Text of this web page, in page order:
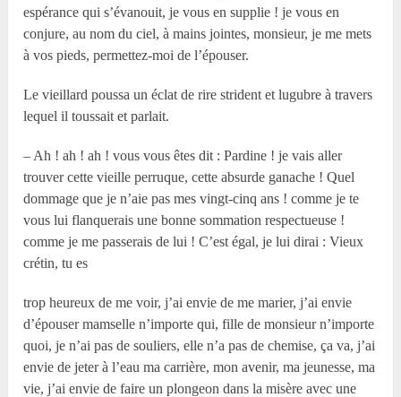
espérance qui s’évanouit, je vous en supplie ! je vous en
conjure, au nom du ciel, à mains jointes, monsieur, je me mets
à vos pieds, permettez-moi de l’épouser.
Le vieillard poussa un éclat de rire strident et lugubre à travers
lequel il toussait et parlait.
– Ah ! ah ! ah ! vous vous êtes dit : Pardine ! je vais aller
trouver cette vieille perruque, cette absurde ganache ! Quel
dommage que je n’aie pas mes vingt-cinq ans ! comme je te
vous lui flanquerais une bonne sommation respectueuse !
comme je me passerais de lui ! C’est égal, je lui dirai : Vieux
crétin, tu es
trop heureux de me voir, j’ai envie de me marier, j’ai envie
d’épouser mamselle n’importe qui, fille de monsieur n’importe
quoi, je n’ai pas de souliers, elle n’a pas de chemise, ça va, j’ai
envie de jeter à l’eau ma carrière, mon avenir, ma jeunesse, ma
vie, j’ai envie de faire un plongeon dans la misère avec une